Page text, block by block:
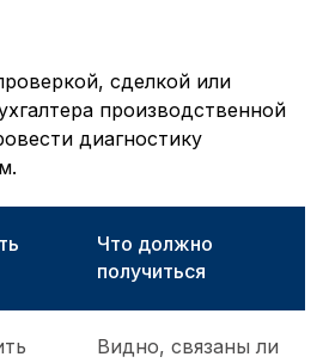
сделкой или
производственной
диагностику
Что должно
получиться
Видно, связаны ли